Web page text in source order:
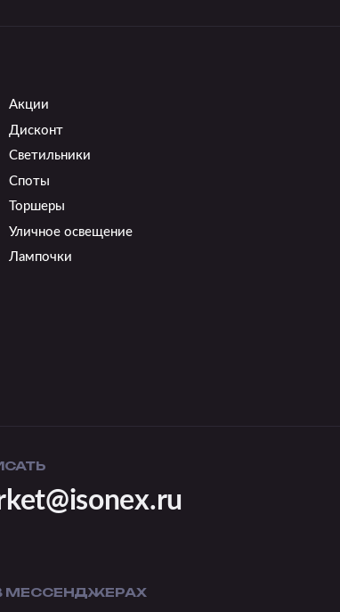
Акции
Дисконт
Светильники
Споты
Торшеры
Уличное освещение
Лампочки
МЕССЕНДЖЕРАХ